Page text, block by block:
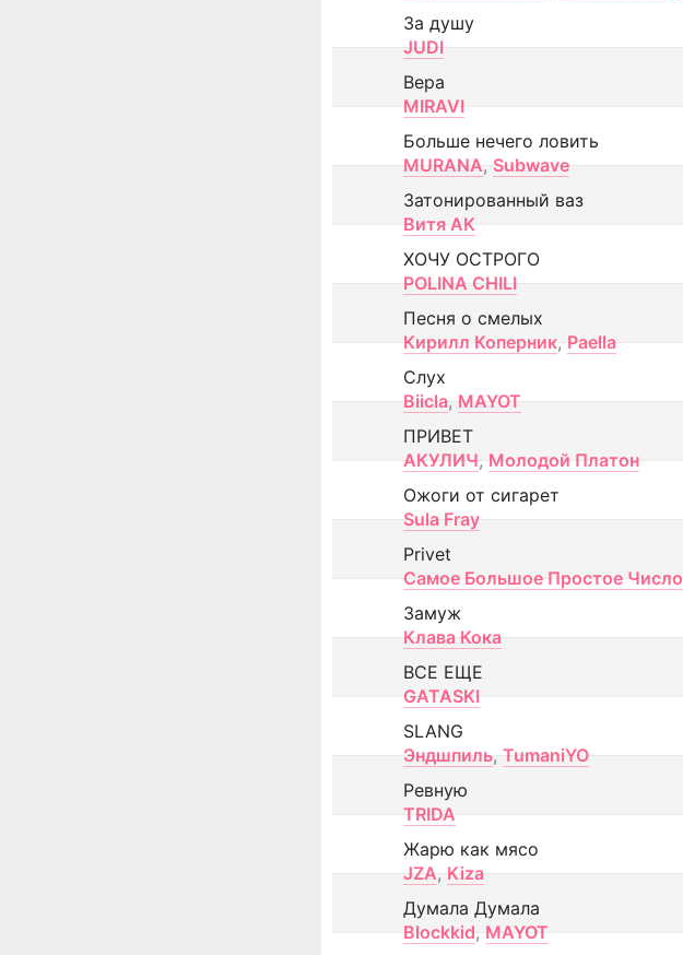
За душу
JUDI
Вера
MIRAVI
Больше нечего ловить
MURANA, Subwave
Затонированный ваз
Витя АК
ХОЧУ ОСТРОГО
POLINA CHILI
Песня о смелых
Кирилл Коперник, Paella
Слух
Biicla, MAYOT
ПРИВЕТ
АКУЛИЧ, Молодой Платон
Ожоги от сигарет
Sula Fray
Privet
Самое Большое Простое Число
Замуж
Клава Кока
ВСЕ ЕЩЕ
GATASKI
SLANG
Эндшпиль, TumaniYO
Ревную
TRIDA
Жарю как мясо
JZA, Kiza
Думала Думала
Blockkid, MAYOT